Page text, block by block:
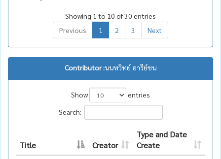
Showing 1 to 10 of 30 entries
Previous
1 2 3 Next
Contributor :นนทวิทย์ อารีย์ชน
Show
entries
Search:
Title Creator
Type and Date
Create